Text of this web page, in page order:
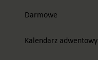
Darmowe
Kalendarz adwentowy